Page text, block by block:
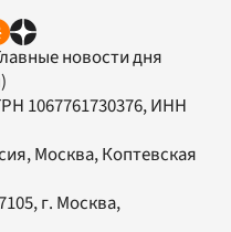
новости дня
1067761730376, ИНН
Москва, Коптевская
, г. Москва,